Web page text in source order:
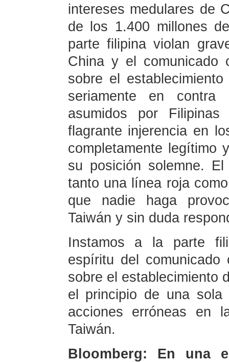
intereses medulares de
de los 1.400 millones
parte filipina violan
China y el comunicado
sobre el
seriamente en contra
asumidos por
flagrante injerencia en
completamente legítimo
su posición solemne.
tanto una línea roja
que nadie haga
Taiwán y sin duda
Instamos a la parte
espíritu del
sobre el establecimiento
el principio de una
acciones erróneas en
Taiwán.
Bloomberg: En una